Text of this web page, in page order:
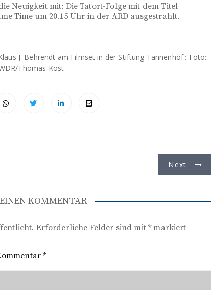
Neuigkeit mit: Die Tatort-Folge mit dem Titel
Time um 20.15 Uhr in der ARD ausgestrahlt.
J. Behrendt am Filmset in der Stiftung Tannenhof.: Foto:
Thomas Kost
Next
KOMMENTAR
Erforderliche Felder sind mit*markiert
*